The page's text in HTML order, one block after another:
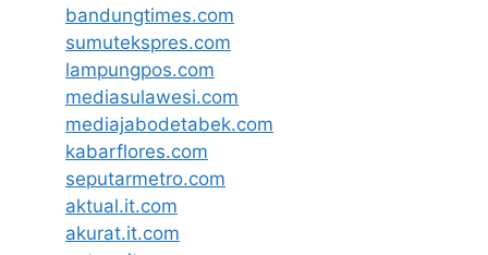
bandungtimes.com
sumutekspres.com
lampungpos.com
mediasulawesi.com
mediajabodetabek.com
kabarflores.com
seputarmetro.com
aktual.it.com
akurat.it.com